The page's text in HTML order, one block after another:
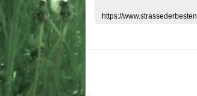
https://